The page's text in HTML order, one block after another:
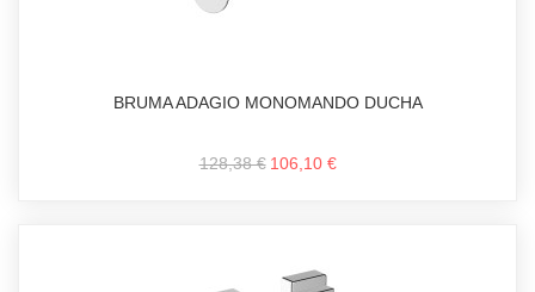
BRUMA ADAGIO MONOMANDO DUCHA
128,38 € 106,10 €